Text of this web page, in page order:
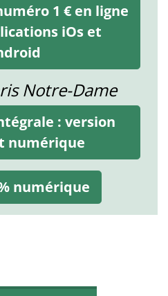
1 € en ligne
iOs et
Notre-Dame
: version
numérique
numérique